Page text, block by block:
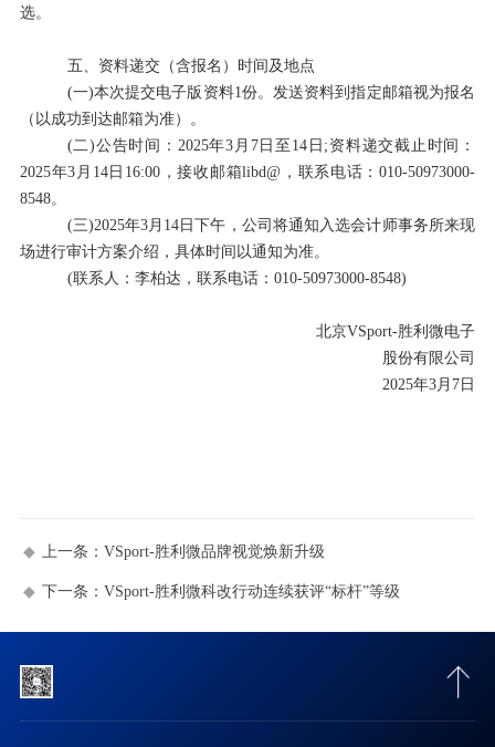
选。
五、资料递交（含报名）时间及地点
(一)本次提交电子版资料1 份。发送资料到指定邮箱视为报名
（以成功到达邮箱为准）。
(二)公告时间： 2025年3 月 7日至 14日 ; 资料递交截止时间：
2025年3 月 14日 16:00 ，接收邮箱libd@ ，联系电话：010-50973000-
8548。
(三)2025年3月 14 日下午，公司将通知入选会计师事务所来现
场进行审计方案介绍，具体时间以通知为准。
(联系人：李柏达，联系电话： 010-50973000-8548)
北京VSport-胜利微电子
股份有限公司
2025年3 月 7 日
上一条： VSport-胜利微品牌视觉焕新升级
下一条： VSport-胜利微科改行动连续获评“标杆”等级